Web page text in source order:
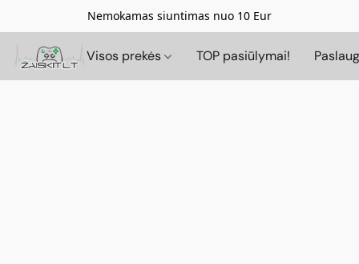
Nemokamas siuntimas nuo 10 Eur
Visos prekės TOP pasiūlymai!